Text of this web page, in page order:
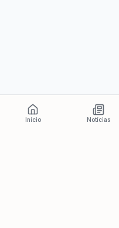
Início Notícias